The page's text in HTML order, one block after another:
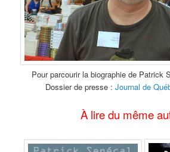
Pour parcourir la biographie de Patrick
Dossier de presse : Journal de
À lire du même